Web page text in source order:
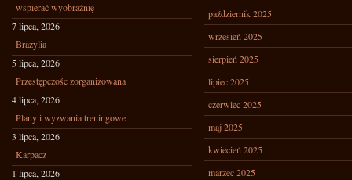
wspierać wyobraźnię
7 lipca, 2026
Brazylia
5 lipca, 2026
Przestępczośc zorganizowana
4 lipca, 2026
Plany i wyzwania treningowe
3 lipca, 2026
Karpacz
1 lipca, 2026
październik 2025
wrzesień 2025
sierpień 2025
lipiec 2025
czerwiec 2025
maj 2025
kwiecień 2025
marzec 2025